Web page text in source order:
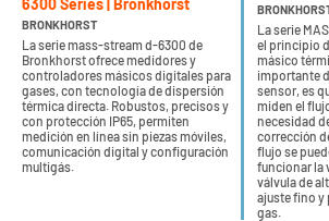
6300 Series | Bronkhorst
BRONKHORST
La serie mass-stream d-6300 de
Bronkhorst ofrece medidores y
controladores másicos digitales para
gases, con tecnología de dispersión
térmica directa. Robustos, precisos y
con protección IP65, permiten
medición en línea sin piezas móviles,
comunicación digital y configuración
multigás.
La serie
el principio
másico
importante
sensor, es
miden el
necesidad
corrección
flujo se
funcionar la
válvula de
ajuste fino y
gas.